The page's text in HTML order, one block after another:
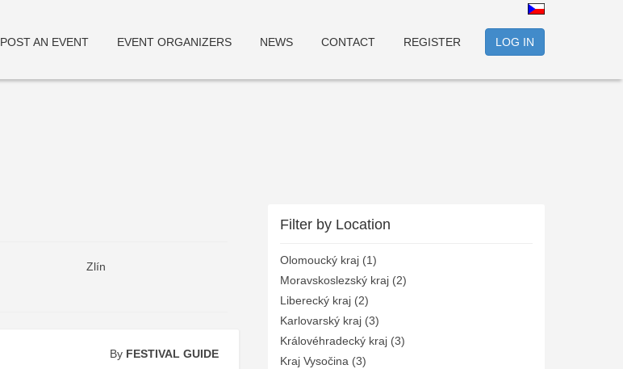
POST AN EVENT EVENT ORGANIZERS NEWS CONTACT REGISTER LOG IN
Zlín
By FESTIVAL GUIDE
Filter by Location
Olomoucký kraj (1)
Moravskoslezský kraj (2)
Liberecký kraj (2)
Karlovarský kraj (3)
Královéhradecký kraj (3)
Kraj Vysočina (3)